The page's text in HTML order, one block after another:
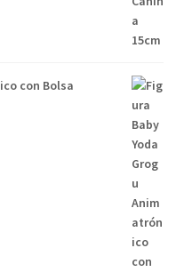
con Bolsa